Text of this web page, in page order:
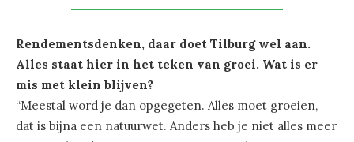
Rendementsdenken, daar doet Tilburg wel aan.
Alles staat hier in het teken van groei. Wat is er
mis met klein blijven?
“Meestal word je dan opgegeten. Alles moet groeien,
dat is bijna een natuurwet. Anders heb je niet alles meer